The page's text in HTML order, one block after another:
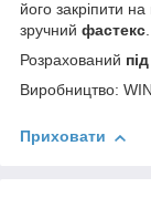
його закріпити
зручний фастекс
Розрахований
Виробництво:
Приховати